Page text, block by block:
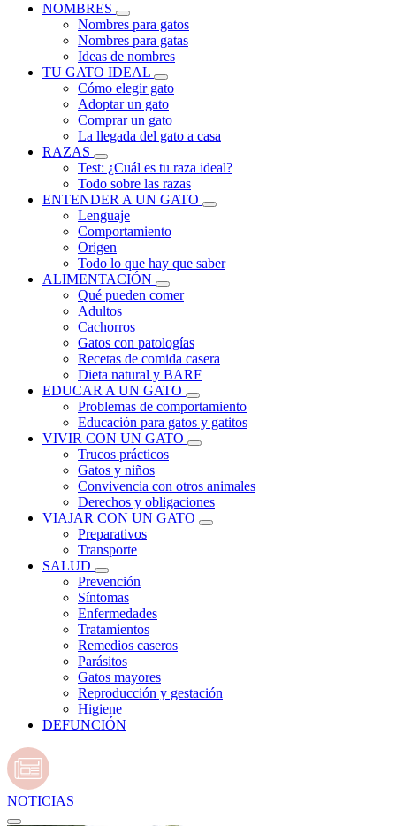
NOMBRES
Nombres para gatos
Nombres para gatas
Ideas de nombres
TU GATO IDEAL
Cómo elegir gato
Adoptar un gato
Comprar un gato
La llegada del gato a casa
RAZAS
Test: ¿Cuál es tu raza ideal?
Todo sobre las razas
ENTENDER A UN GATO
Lenguaje
Comportamiento
Origen
Todo lo que hay que saber
ALIMENTACIÓN
Qué pueden comer
Adultos
Cachorros
Gatos con patologías
Recetas de comida casera
Dieta natural y BARF
EDUCAR A UN GATO
Problemas de comportamiento
Educación para gatos y gatitos
VIVIR CON UN GATO
Trucos prácticos
Gatos y niños
Convivencia con otros animales
Derechos y obligaciones
VIAJAR CON UN GATO
Preparativos
Transporte
SALUD
Prevención
Síntomas
Enfermedades
Tratamientos
Remedios caseros
Parásitos
Gatos mayores
Reproducción y gestación
Higiene
DEFUNCIÓN
NOTICIAS